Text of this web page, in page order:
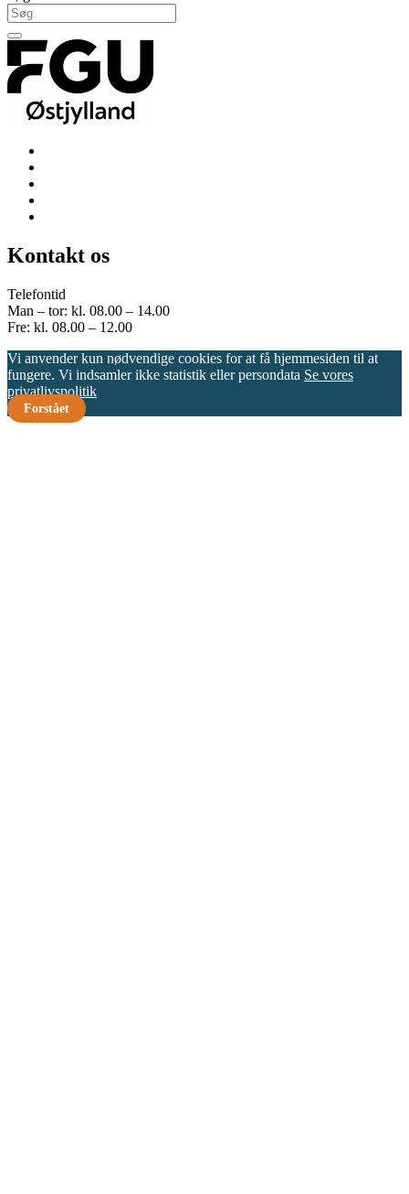
Kontakt os
Telefontid
Man – tor: kl. 08.00 – 14.00
Fre: kl. 08.00 – 12.00
Vi anvender kun nødvendige cookies for at få hjemmesiden til at
fungere. Vi indsamler ikke statistik eller persondata Se vores
privatlivspolitik
Forstået